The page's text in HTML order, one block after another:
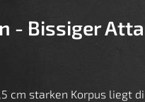
- Bissiger
cm starken Korpus liegt